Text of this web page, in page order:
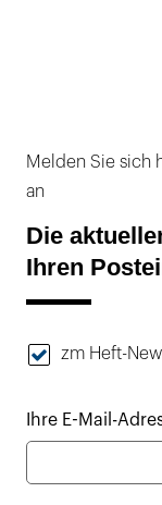
Melden Sie sich
an
Die
Ihren
zm Heft-
Ihre E-Mail-